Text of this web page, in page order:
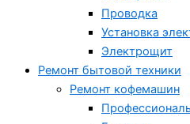
Проводка
Установка
Электрощит
Ремонт бытовой техники
Ремонт кофемашин